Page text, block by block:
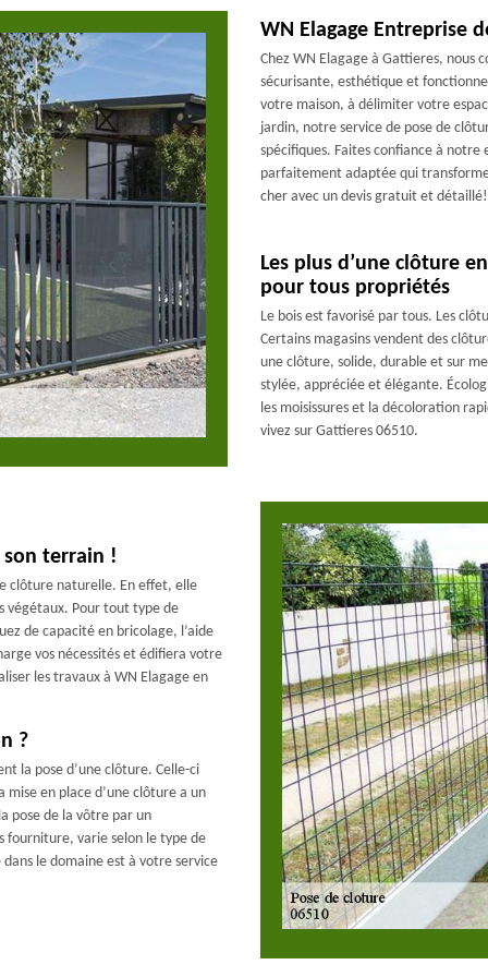
WN Elagage Entreprise
Chez WN Elagage à Gattieres, nous
sécurisante, esthétique et
votre maison, à délimiter votre
jardin, notre service de pose de
spécifiques. Faites confiance à
parfaitement adaptée qui
cher avec un devis gratuit et détaillé!
Les plus d’une clôture
pour tous propriétés
Le bois est favorisé par tous. Les
Certains magasins vendent des
une clôture, solide, durable et sur
stylée, appréciée et élégante.
les moisissures et la décoloration
vivez sur Gattieres 06510.
terrain !
clôture naturelle. En effet, elle
végétaux. Pour tout type de
de capacité en bricolage, l’aide
vos nécessités et édifiera votre
les travaux à WN Elagage en
?
la pose d’une clôture. Celle-ci
mise en place d’une clôture a un
pose de la vôtre par un
fourniture, varie selon le type de
le domaine est à votre service